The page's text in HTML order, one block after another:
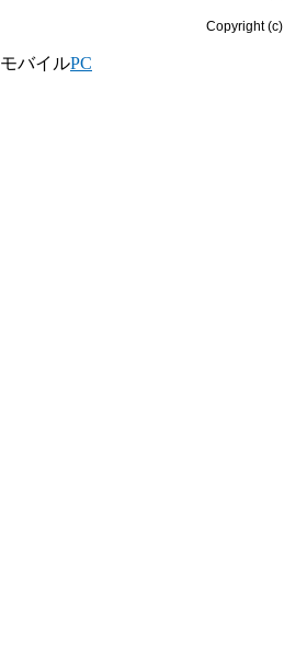
Copyright (c)
モバイルPC